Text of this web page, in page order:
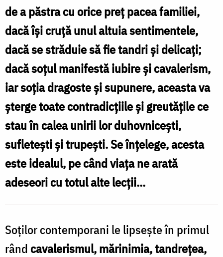
/
Foto:
Adrian
Sârbu
de a păstra cu orice preț pacea familiei,
dacă își cruță unul altuia sentimentele,
dacă se străduie să fie tandri și delicați;
dacă soțul manifestă iubire și cavalerism,
iar soția dragoste și supunere, aceasta va
șterge toate contradicțiile și greutățile ce
stau în calea unirii lor duhovnicești,
sufletești și trupești. Se înțelege, acesta
este idealul, pe când viața ne arată
adeseori cu totul alte lecții...
Soţilor contemporani le lipseşte în primul
rândcavalerismul, mărinimia, tandreţea,